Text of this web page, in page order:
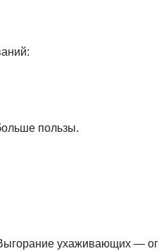
пользы.
ухаживающих —